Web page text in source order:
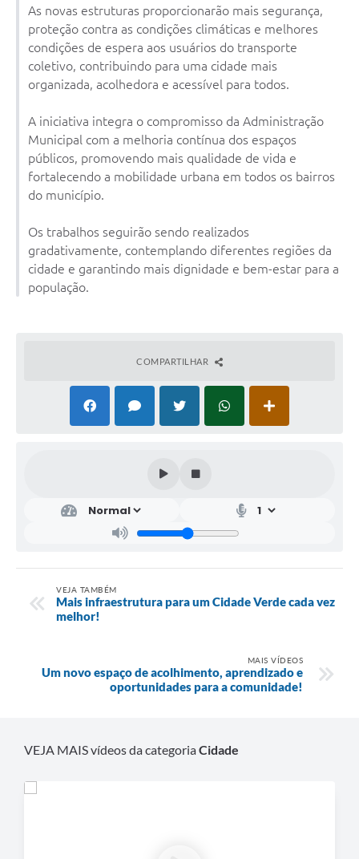
As novas estruturas proporcionarão mais segurança,
proteção contra as condições climáticas e melhores
condições de espera aos usuários do transporte
coletivo, contribuindo para uma cidade mais
organizada, acolhedora e acessível para todos.
A iniciativa integra o compromisso da Administração
Municipal com a melhoria contínua dos espaços
públicos, promovendo mais qualidade de vida e
fortalecendo a mobilidade urbana em todos os bairros
do município.
Os trabalhos seguirão sendo realizados
gradativamente, contemplando diferentes regiões da
cidade e garantindo mais dignidade e bem-estar para a
população.
COMPARTILHAR
VEJA TAMBÉM
Mais infraestrutura para um Cidade Verde cada vez
melhor!
MAIS VÍDEOS
Um novo espaço de acolhimento, aprendizado e
oportunidades para a comunidade!
VEJA MAIS vídeos da categoriaCidade